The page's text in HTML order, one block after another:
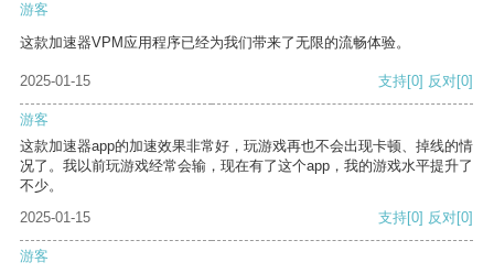
游客
这款加速器VPM应用程序已经为我们带来了无限的流畅体验。
2025-01-15 支持[0] 反对[0]
游客
这款加速器app的加速效果非常好，玩游戏再也不会出现卡顿、掉线的情
况了。我以前玩游戏经常会输，现在有了这个app，我的游戏水平提升了
不少。
2025-01-15
支持[0] 反对[0]
游客